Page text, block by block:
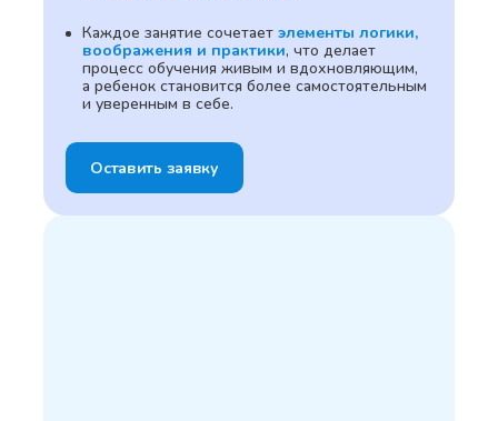
Каждое занятие сочетает элементы логики,
воображения и практики, что делает
процесс обучения живым и вдохновляющим,
а ребенок становится более самостоятельным
и уверенным в себе.
Оставить заявку